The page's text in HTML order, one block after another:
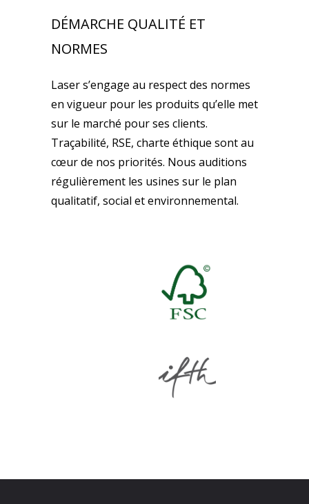
DÉMARCHE QUALITÉ ET
NORMES
Laser s’engage au respect des normes
en vigueur pour les produits qu’elle met
sur le marché pour ses clients.
Traçabilité, RSE, charte éthique sont au
cœur de nos priorités. Nous auditions
régulièrement les usines sur le plan
qualitatif, social et environnemental.